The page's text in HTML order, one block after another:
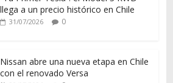
llega a un precio histórico en Chile
31/07/2026 0
Nissan abre una nueva etapa en Chile
con el renovado Versa